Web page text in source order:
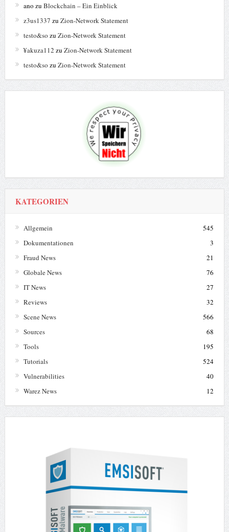
ano zu Blockchain – Ein Einblick
z3us1337 zu Zion-Network Statement
testo&so zu Zion-Network Statement
¥akuza112 zu Zion-Network Statement
testo&so zu Zion-Network Statement
KATEGORIEN
Allgemein
545
Dokumentationen
3
Fraud News
21
Globale News
76
IT News
27
Reviews
32
Scene News
566
Sources
68
Tools
195
Tutorials
524
Vulnerabilities
40
Warez News
12